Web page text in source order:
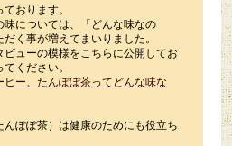
おります。
味については、「どんな味なの
く事が増えてまいりました。
ューの模様をこちらに公開してお
ください。
ー、たんぽぽ茶ってどんな味な
んぽぽ茶）は健康のためにも役立ち